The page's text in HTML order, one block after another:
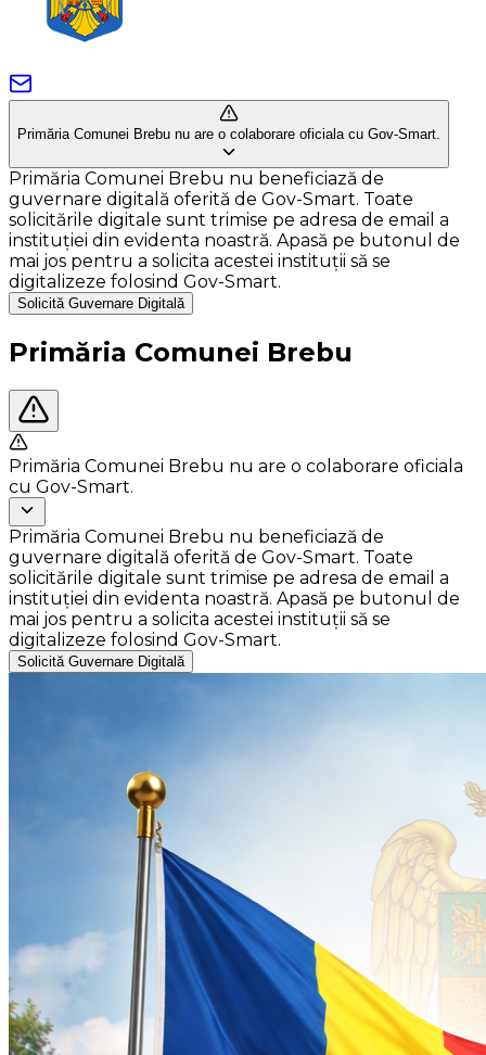
Primăria Comunei Brebu nu are o colaborare oficiala cu Gov-Smart.
Primăria Comunei Brebu nu beneficiază de
guvernare digitală oferită de Gov-Smart. Toate
solicitările digitale sunt trimise pe adresa de email a
instituției din evidenta noastră. Apasă pe butonul de
mai jos pentru a solicita acestei instituții să se
digitalizeze folosind Gov-Smart.
Solicită Guvernare Digitală
Primăria Comunei Brebu
Primăria Comunei Brebu nu are o colaborare oficiala
cu Gov-Smart.
Primăria Comunei Brebu nu beneficiază de
guvernare digitală oferită de Gov-Smart. Toate
solicitările digitale sunt trimise pe adresa de email a
instituției din evidenta noastră. Apasă pe butonul de
mai jos pentru a solicita acestei instituții să se
digitalizeze folosind Gov-Smart.
Solicită Guvernare Digitală